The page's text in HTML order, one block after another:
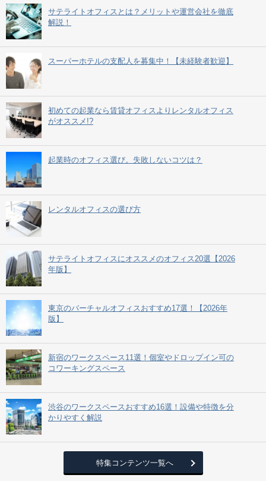
サテライトオフィスとは？メリットや運営会社を徹底
解説！
スーパーホテルの支配人を募集中！【未経験者歓迎】
初めての起業なら賃貸オフィスよりレンタルオフィス
がオススメ!?
起業時のオフィス選び。失敗しないコツは？
レンタルオフィスの選び方
サテライトオフィスにオススメのオフィス20選【2026
年版】
東京のバーチャルオフィスおすすめ17選！【2026年
版】
新宿のワークスペース11選！個室やドロップイン可の
コワーキングスペース
渋谷のワークスペースおすすめ16選！設備や特徴を分
かりやすく解説
特集コンテンツ一覧へ